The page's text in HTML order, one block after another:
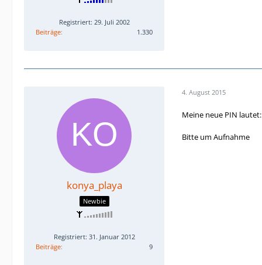
Registriert: 29. Juli 2002
Beiträge
1.330
konya_playa
Newbie
Registriert: 31. Januar 2012
Beiträge
9
4. August 2015
Meine neue PIN lautet:
Bitte um Aufnahme